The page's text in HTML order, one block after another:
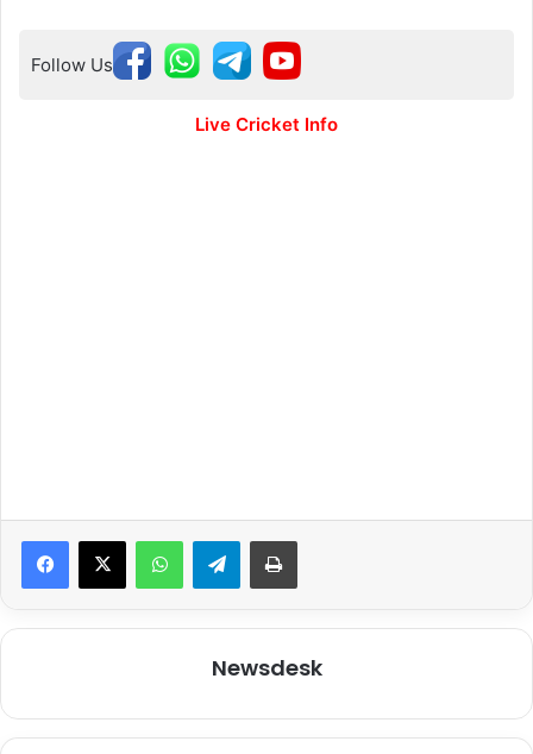
Follow Us
Live Cricket Info
Telegram
Newsdesk